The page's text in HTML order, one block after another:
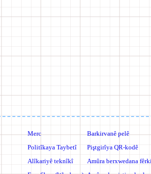
Merc
Politîkaya Taybetî
Alîkariyê teknîkî
Barkirvanê pelê
Piştgirîya QR-kodê
Amûra ber­xwedana